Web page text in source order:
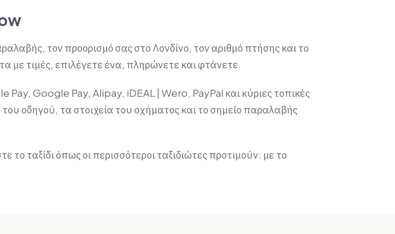
τον προορισμό σας στο Λονδίνο, τον αριθμό πτήσης και το
με τιμές, επιλέγετε ένα, πληρώνετε και φτάνετε.
Google Pay, Alipay, iDEAL | Wero, PayPal και κύριες τοπικές
οδηγού, τα στοιχεία του οχήματος και το σημείο παραλαβής
το ταξίδι όπως οι περισσότεροι ταξιδιώτες προτιμούν: με το